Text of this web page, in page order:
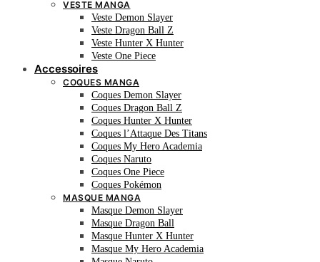
VESTE MANGA
Veste Demon Slayer
Veste Dragon Ball Z
Veste Hunter X Hunter
Veste One Piece
Accessoires
COQUES MANGA
Coques Demon Slayer
Coques Dragon Ball Z
Coques Hunter X Hunter
Coques l’Attaque Des Titans
Coques My Hero Academia
Coques Naruto
Coques One Piece
Coques Pokémon
MASQUE MANGA
Masque Demon Slayer
Masque Dragon Ball
Masque Hunter X Hunter
Masque My Hero Academia